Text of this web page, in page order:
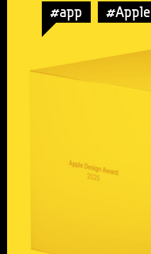
#app #Apple